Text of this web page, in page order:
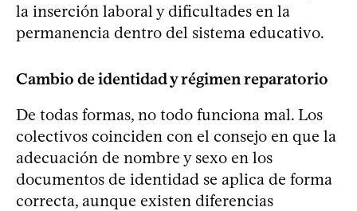
la inserción laboral y dificultades en la
permanencia dentro del sistema educativo.
Cambio de identidad y régimen reparatorio
De todas formas, no todo funciona mal. Los
colectivos coinciden con el consejo en que la
adecuación de nombre y sexo en los
documentos de identidad se aplica de forma
correcta, aunque existen diferencias